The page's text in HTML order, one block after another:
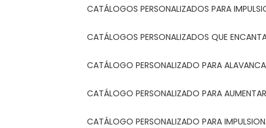
CATÁLOGOS PERSONALIZADOS PARA
CATÁLOGOS PERSONALIZADOS QUE
CATÁLOGO PERSONALIZADO PARA
CATÁLOGO PERSONALIZADO PARA
CATÁLOGO PERSONALIZADO PARA